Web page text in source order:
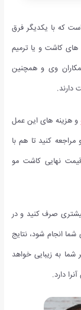
که با یکدیگر فرق
های کاشت و یا ترمیم
وی و همچنین
دارند.
هزینه های این عمل
کنید تا هم با
نهایی کاشت مو
صرف کنید و در
انجام شود، نتایج
به زیبایی خواهد
دارد.